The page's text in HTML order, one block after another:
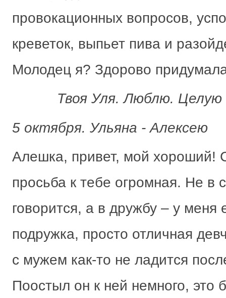
провокационных вопросов,
креветок, выпьет пива и
Молодец я? Здорово
Твоя Уля. Люблю.
5 октября. Ульяна - Алексею
Алешка, привет, мой хороший!
просьба к тебе огромная. Не в
говорится, а в дружбу – у меня
подружка, просто отличная
с мужем как-то не ладится
Поостыл он к ней немного, это